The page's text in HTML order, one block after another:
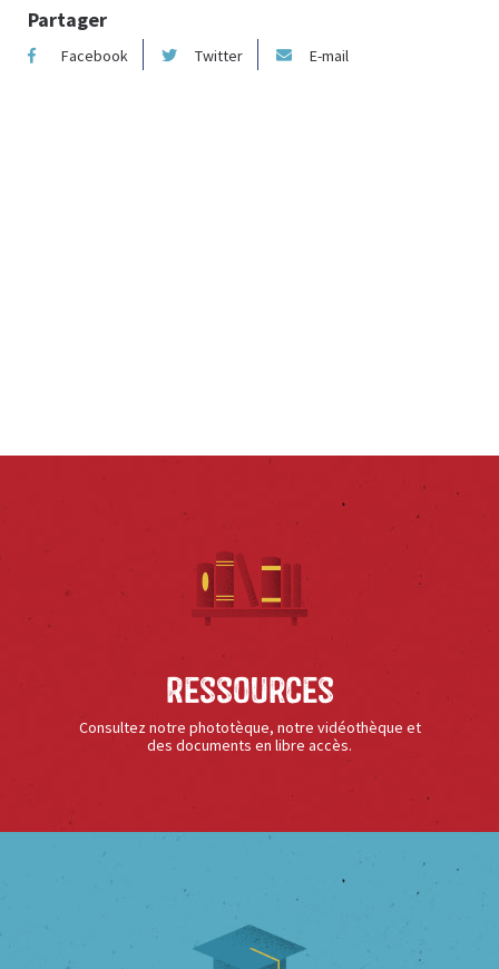
Partager
Facebook Twitter E-mail
Ressources
Consultez notre phototèque, notre vidéothèque et
des documents en libre accès.